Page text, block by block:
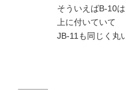
そういえばB-10
上に付いていて
JB-11も同じく丸